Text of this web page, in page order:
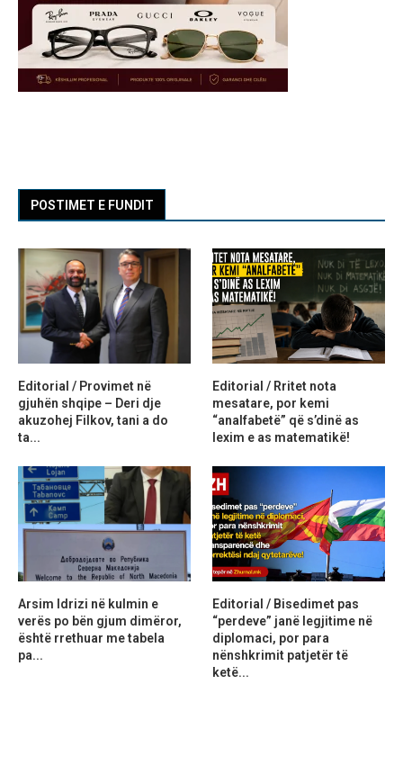
POSTIMET E FUNDIT
Editorial / Provimet në
gjuhën shqipe – Deri dje
akuzohej Filkov, tani a do
ta...
Editorial / Rritet nota
mesatare, por kemi
“analfabetë” që s’dinë as
lexim e as matematikë!
Arsim Idrizi në kulmin e
verës po bën gjum dimëror,
është rrethuar me tabela
pa...
Editorial / Bisedimet pas
“perdeve” janë legjitime në
diplomaci, por para
nënshkrimit patjetër të
ketë...